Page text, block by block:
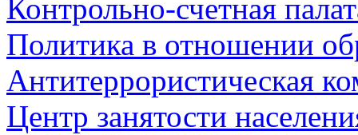
Контрольно-счетная
Политика в отношении
Антитеррористическая
Центр занятости